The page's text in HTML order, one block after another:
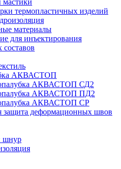
термопластичных изделий
материалы
для инъектирования
АКВАСТОП
АКВАСТОП СД2
АКВАСТОП ПД2
АКВАСТОП СР
защита деформационных швов
шнур